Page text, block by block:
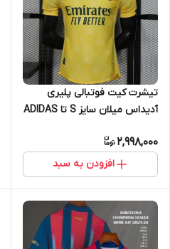
تیشرت کیت فوتبالی پلیری
آدیداس میلان سایز S تا ADIDAS
2,998,000
افزودن به سبد